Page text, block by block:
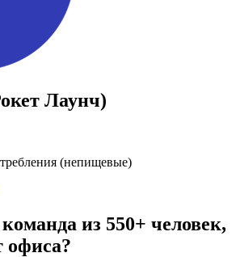
Лаунч)
(непищевые)
из 550+ человек,
офиса?